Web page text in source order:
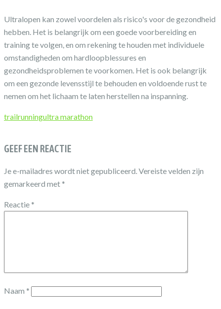
Ultralopen kan zowel voordelen als risico's voor de gezondheid
hebben. Het is belangrijk om een goede voorbereiding en
training te volgen, en om rekening te houden met individuele
omstandigheden om hardloopblessures en
gezondheidsproblemen te voorkomen. Het is ook belangrijk
om een gezonde levensstijl te behouden en voldoende rust te
nemen om het lichaam te laten herstellen na inspanning.
trailrunningultra marathon
GEEF EEN REACTIE
Je e-mailadres wordt niet gepubliceerd.Vereiste velden zijn
gemarkeerd met *
Reactie *
Naam *